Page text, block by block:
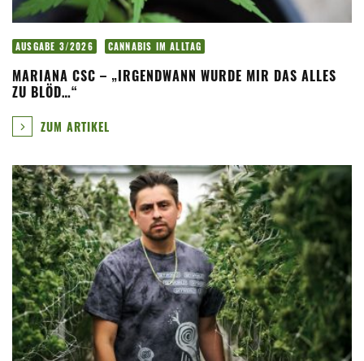
AUSGABE 3/2026 CANNABIS IM ALLTAG
MARIANA CSC – „IRGENDWANN WURDE MIR DAS ALLES
ZU BLÖD…“
ZUM ARTIKEL